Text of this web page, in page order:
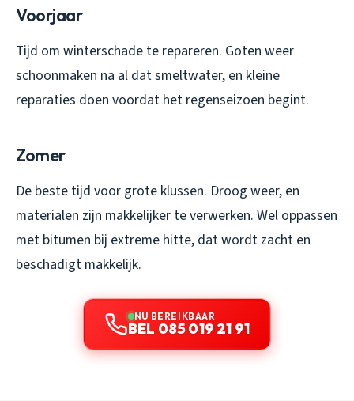
Voorjaar
Tijd om winterschade te repareren. Goten weer
schoonmaken na al dat smeltwater, en kleine
reparaties doen voordat het regenseizoen begint.
Zomer
De beste tijd voor grote klussen. Droog weer, en
materialen zijn makkelijker te verwerken. Wel oppassen
met bitumen bij extreme hitte, dat wordt zacht en
beschadigt makkelijk.
NU BEREIKBAAR
BEL 085 019 21 91